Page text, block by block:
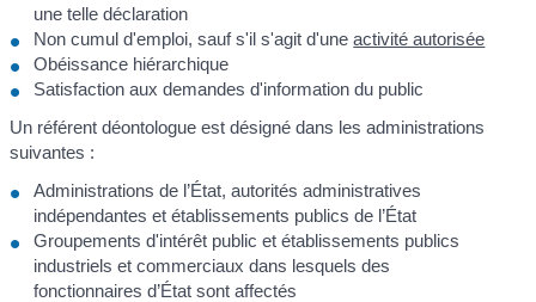
une telle déclaration
Non cumul d'emploi, sauf s'il s'agit d'uneactivité autorisée
Obéissance hiérarchique
Satisfaction aux demandes d'information du public
Un référent déontologue est désigné dans les administrations
suivantes :
Administrations de l’État, autorités administratives
indépendantes et établissements publics de l’État
Groupements d'intérêt public et établissements publics
industriels et commerciaux dans lesquels des
fonctionnaires d’État sont affectés